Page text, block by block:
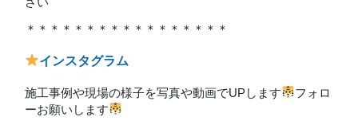
＊＊＊＊＊＊＊＊＊＊＊＊＊＊＊＊＊
インスタグラム
施工事例や現場の様子を写真や動画でUPします
フォロ
ーお願いします